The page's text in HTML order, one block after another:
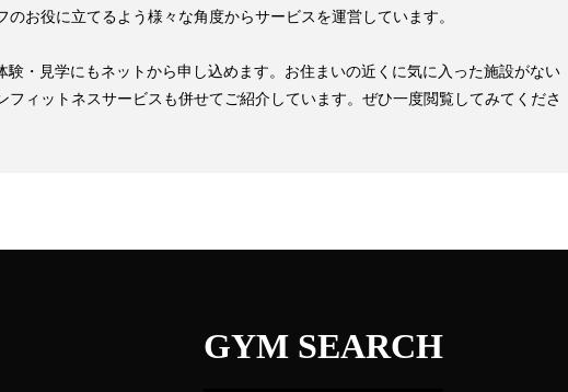
お役に立てるよう様々な角度からサービスを運営しています。
験・見学にもネットから申し込めます。お住まいの近くに気に入った施設がない
フィットネスサービスも併せてご紹介しています。ぜひ一度閲覧してみてくださ
GYM SEARCH